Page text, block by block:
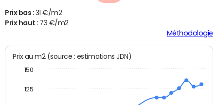
Prix bas : 31 €/m2
Prix haut : 73 €/m2
Méthodologie
Prix au m2 (source : estimations JDN)
125
150